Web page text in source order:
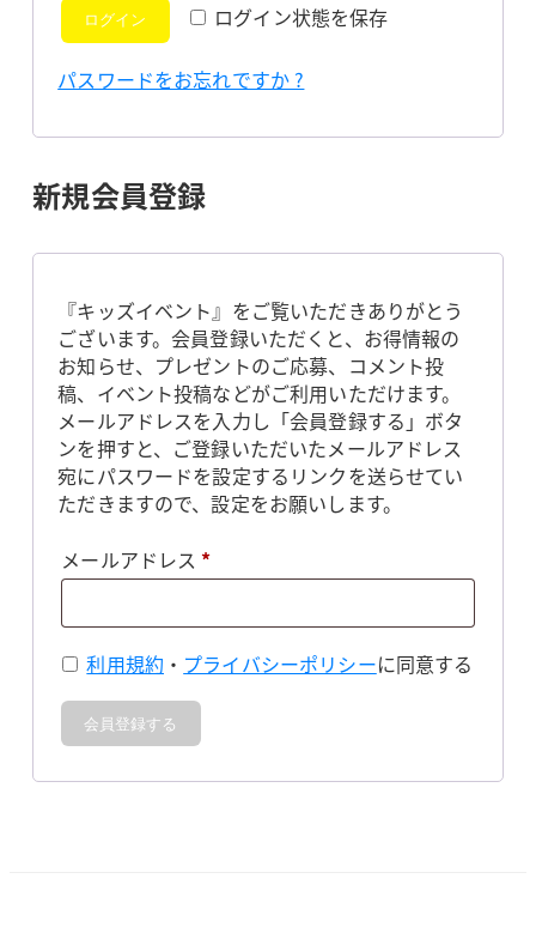
ログイン状態を保存
ログイン
パスワードをお忘れですか ?
新規会員登録
『キッズイベント』をご覧いただきありがとう
ございます。会員登録いただくと、お得情報の
お知らせ、プレゼントのご応募、コメント投
稿、イベント投稿などがご利用いただけます。
メールアドレスを入力し「会員登録する」ボタ
ンを押すと、ご登録いただいたメールアドレス
宛にパスワードを設定するリンクを送らせてい
ただきますので、設定をお願いします。
メールアドレス *必
利用規約 ・ プライバシーポリシーに同意する
会員登録する